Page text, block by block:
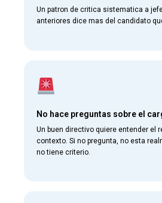
Un patron de critica sistematica a
anteriores dice mas del candidato
No hace preguntas sobre el
Un buen directivo quiere entender el
contexto. Si no pregunta, no esta
no tiene criterio.